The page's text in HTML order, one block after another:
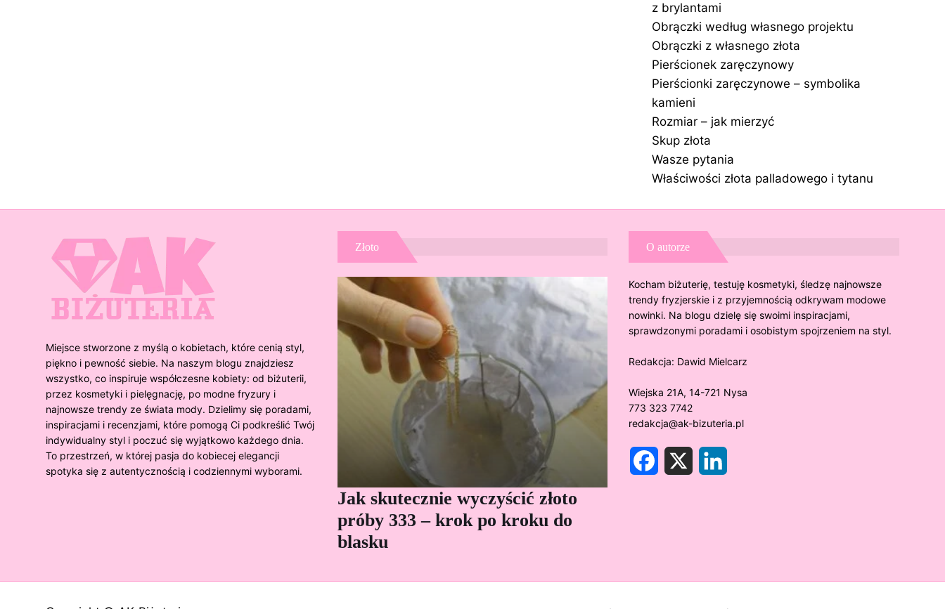
z brylantami
Obrączki według własnego projektu
Obrączki z własnego złota
Pierścionek zaręczynowy
Pierścionki zaręczynowe – symbolika
kamieni
Rozmiar – jak mierzyć
Skup złota
Wasze pytania
Właściwości złota palladowego i tytanu
Miejsce stworzone z myślą o kobietach, które cenią styl,
piękno i pewność siebie. Na naszym blogu znajdziesz
wszystko, co inspiruje współczesne kobiety: od biżuterii,
przez kosmetyki i pielęgnację, po modne fryzury i
najnowsze trendy ze świata mody. Dzielimy się poradami,
inspiracjami i recenzjami, które pomogą Ci podkreślić Twój
indywidualny styl i poczuć się wyjątkowo każdego dnia.
To przestrzeń, w której pasja do kobiecej elegancji
spotyka się z autentycznością i codziennymi wyborami.
Złoto
Jak skutecznie wyczyścić złoto
próby 333 – krok po kroku do
blasku
O autorze
Kocham biżuterię, testuję kosmetyki, śledzę najnowsze
trendy fryzjerskie i z przyjemnością odkrywam modowe
nowinki. Na blogu dzielę się swoimi inspiracjami,
sprawdzonymi poradami i osobistym spojrzeniem na styl.
Redakcja: Dawid Mielcarz
Wiejska 21A, 14-721 Nysa
773 323 7742
redakcja@ak-bizuteria.pl
X